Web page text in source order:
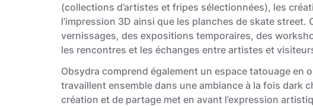
(collections d’artistes et fripes sélectionnées), les
l’impression 3D ainsi que les planches de skate
vernissages, des expositions temporaires, des
les rencontres et les échanges entre artistes et
Obsydra comprend également un espace tatouage
travaillent ensemble dans une ambiance à la fois dark
création et de partage met en avant l’expression